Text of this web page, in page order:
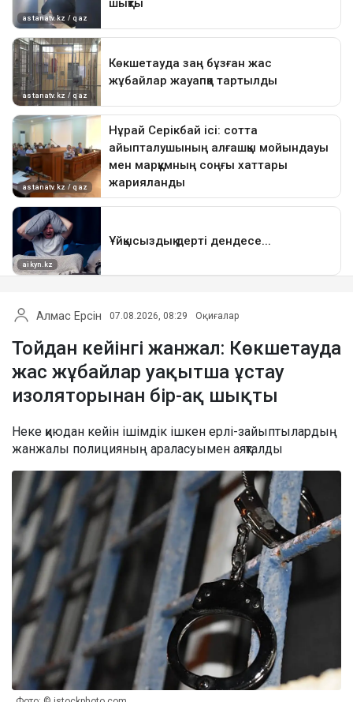
Алмас Ерсін 07.08.2026, 08:29 Оқиғалар
Тойдан кейінгі жанжал: Көкшетауда
жас жұбайлар уақытша ұстау
изоляторынан бір-ақ шықты
Неке қиюдан кейін ішімдік ішкен ерлі-зайыптылардың
жанжалы полицияның араласуымен аяқталды